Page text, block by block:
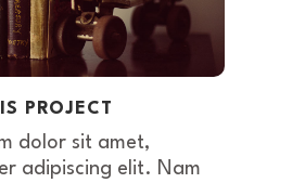
PROJECT
dolor sit amet,
adipiscing elit. Nam